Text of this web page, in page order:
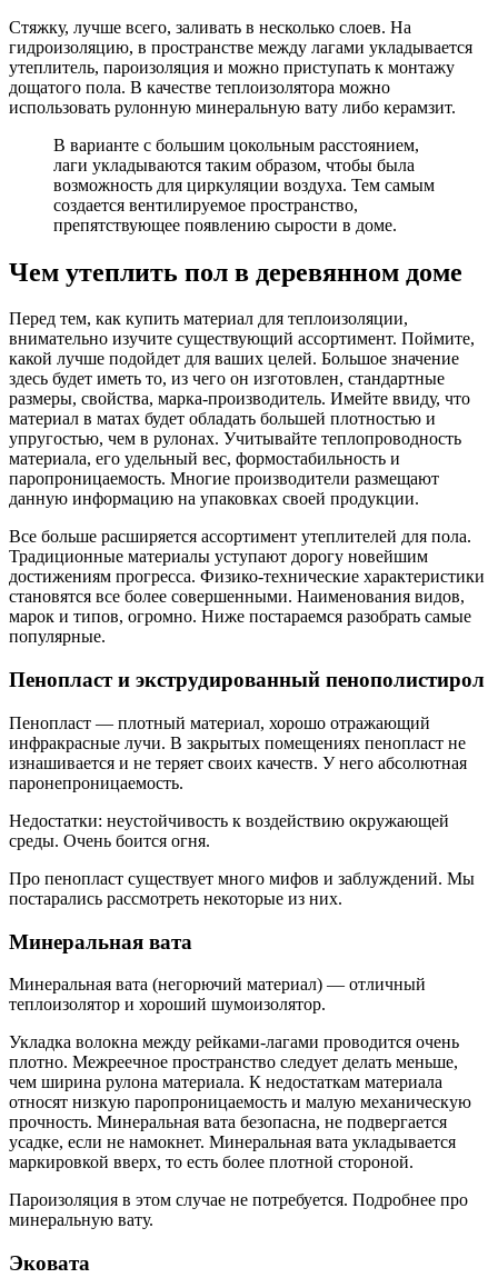
Стяжку, лучше всего, заливать в несколько слоев. На
гидроизоляцию, в пространстве между лагами укладывается
утеплитель, пароизоляция и можно приступать к монтажу
дощатого пола. В качестве теплоизолятора можно
использовать рулонную минеральную вату либо керамзит.
В варианте с большим цокольным расстоянием,
лаги укладываются таким образом, чтобы была
возможность для циркуляции воздуха. Тем самым
создается вентилируемое пространство,
препятствующее появлению сырости в доме.
Чем утеплить пол в деревянном доме
Перед тем, как купить материал для теплоизоляции,
внимательно изучите существующий ассортимент. Поймите,
какой лучше подойдет для ваших целей. Большое значение
здесь будет иметь то, из чего он изготовлен, стандартные
размеры, свойства, марка-производитель. Имейте ввиду, что
материал в матах будет обладать большей плотностью и
упругостью, чем в рулонах. Учитывайте теплопроводность
материала, его удельный вес, формостабильность и
паропроницаемость. Многие производители размещают
данную информацию на упаковках своей продукции.
Все больше расширяется ассортимент утеплителей для пола.
Традиционные материалы уступают дорогу новейшим
достижениям прогресса. Физико-технические характеристики
становятся все более совершенными. Наименования видов,
марок и типов, огромно. Ниже постараемся разобрать самые
популярные.
Пенопласт и экструдированный пенополистирол
Пенопласт — плотный материал, хорошо отражающий
инфракрасные лучи. В закрытых помещениях пенопласт не
изнашивается и не теряет своих качеств. У него абсолютная
паронепроницаемость.
Недостатки: неустойчивость к воздействию окружающей
среды. Очень боится огня.
Про пенопласт существует много мифов и заблуждений. Мы
постарались рассмотреть некоторые из них.
Минеральная вата
Минеральная вата (негорючий материал) — отличный
теплоизолятор и хороший шумоизолятор.
Укладка волокна между рейками-лагами проводится очень
плотно. Межреечное пространство следует делать меньше,
чем ширина рулона материала. К недостаткам материала
относят низкую паропроницаемость и малую механическую
прочность. Минеральная вата безопасна, не подвергается
усадке, если не намокнет. Минеральная вата укладывается
маркировкой вверх, то есть более плотной стороной.
Пароизоляция в этом случае не потребуется. Подробнее про
минеральную вату.
Эковата